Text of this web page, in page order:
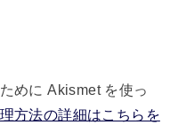
めに Akismet を使っ
方法の詳細はこちらを